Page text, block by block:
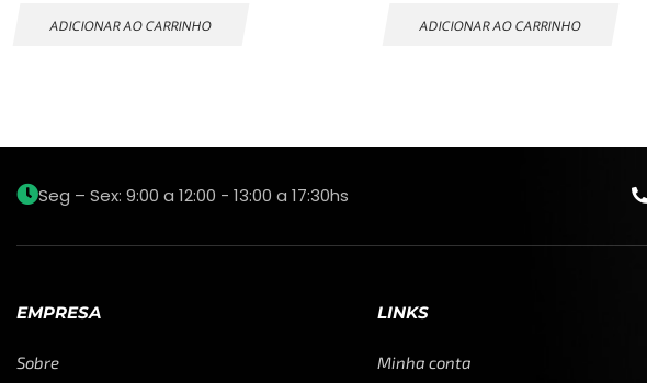
ADICIONAR AO CARRINHO ADICIONAR AO CARRINHO
Seg – Sex: 9:00 a 12:00 - 13:00 a 17:30hs
EMPRESA
Sobre
LINKS
Minha conta